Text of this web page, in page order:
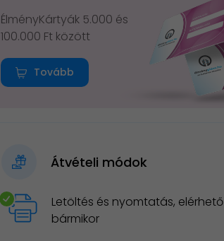
ÉlményKártyák 5.000 és
100.000 Ft között
Tovább
Átvételi módok
Letöltés és nyomtatás, elérhető
bármikor